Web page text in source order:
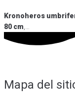
Kronoheros
80 cm,…
Mapa del